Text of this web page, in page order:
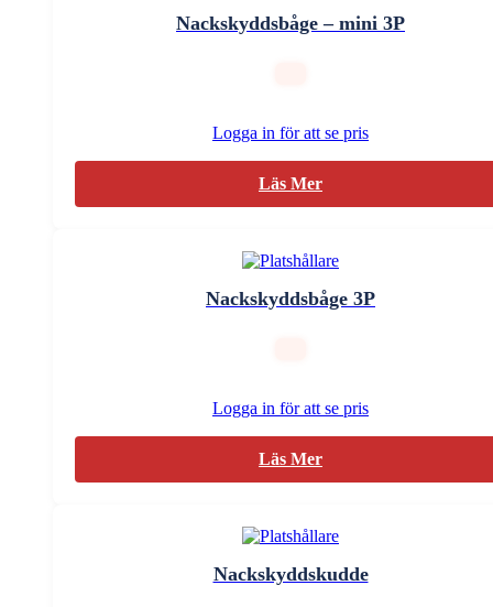
Nackskyddsbåge – mini 3P
Logga in för att se pris
Läs Mer
Nackskyddsbåge 3P
Logga in för att se pris
Läs Mer
Nackskyddskudde